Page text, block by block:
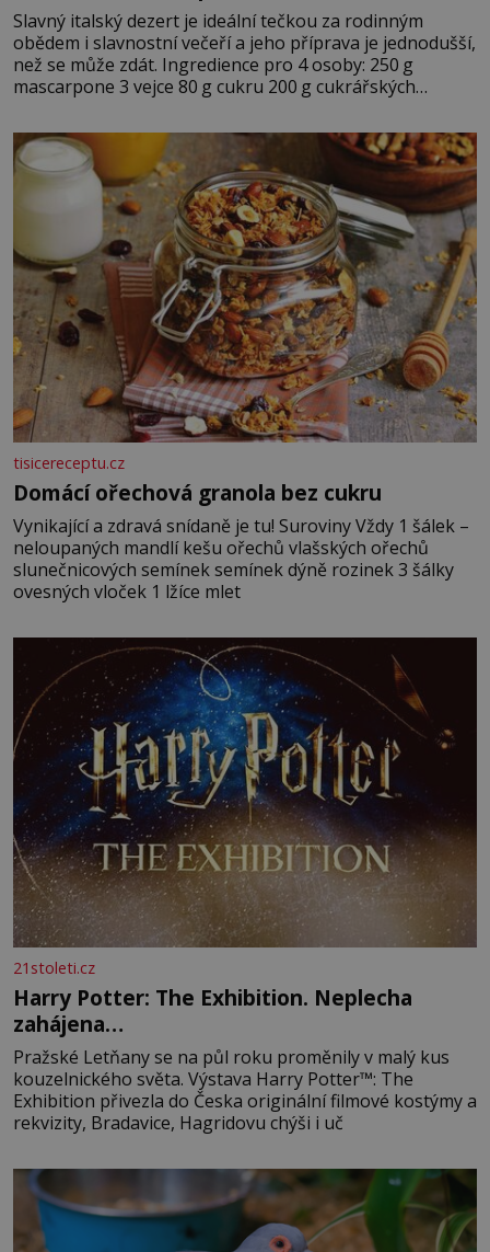
Slavný italský dezert je ideální tečkou za rodinným
obědem i slavnostní večeří a jeho příprava je jednodušší,
než se může zdát. Ingredience pro 4 osoby: 250 g
mascarpone 3 vejce 80 g cukru 200 g cukrářských
posypání Postup: Oddělte žloutky od bílků. Žloutky
vyšlehejte s cukrem do světlé pěny a postupně do nich
vmíchejte mascarpone, aby vznikl hladký
tisicereceptu.cz
Domácí ořechová granola bez cukru
Vynikající a zdravá snídaně je tu! Suroviny Vždy 1 šálek –
neloupaných mandlí kešu ořechů vlašských ořechů
slunečnicových semínek semínek dýně rozinek 3 šálky
ovesných vloček 1 lžíce mlet
21stoleti.cz
Harry Potter: The Exhibition. Neplecha
zahájena…
Pražské Letňany se na půl roku proměnily v malý kus
kouzelnického světa. Výstava Harry Potter™: The
Exhibition přivezla do Česka originální filmové kostýmy a
rekvizity, Bradavice, Hagridovu chýši i uč